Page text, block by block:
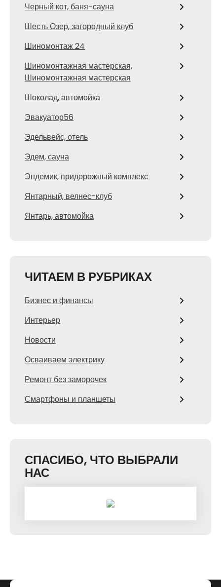
Черный кот, баня-сауна
Шесть Озер, загородный клуб
Шиномонтаж 24
Шиномонтажная мастерская,
Шиномонтажная мастерская
Шоколад, автомойка
Эвакуатор56
Эдельвейс, отель
Эдем, сауна
Эндемик, придорожный комплекс
Янтарный, велнес-клуб
Янтарь, автомойка
ЧИТАЕМ В РУБРИКАХ
Бизнес и финансы
Интерьер
Новости
Осваиваем электрику
Ремонт без заморочек
Смартфоны и планшеты
СПАСИБО, ЧТО ВЫБРАЛИ
НАС